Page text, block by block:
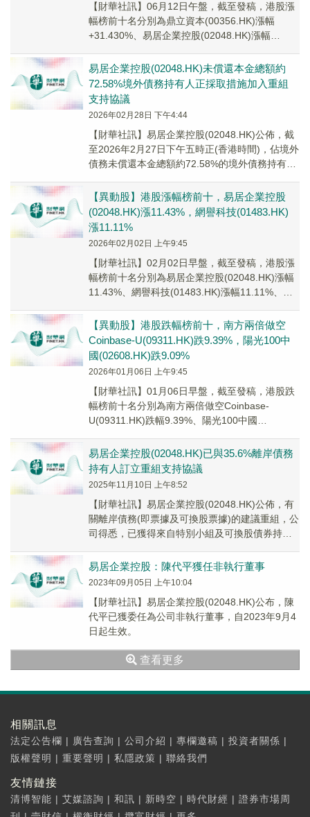
【財華社訊】06月12日午盤，截至發稿，港股漲
幅榜前十名分別為鼎立資本(00356.HK)漲幅
+31.430%、易居企業控股(02048.HK)漲幅
易居企業控股(02048.HK)未償還本金總額約
72.58%境外債務持有人正採取措施加入重組
支持協議
2026年02月28日 下午4:44
​【財華社訊】易居企業控股(02048.HK)公佈，截
至2026年2月27日下午五時正(香港時間)，佔境外
債務未償還本金總額約72.58%的境外債務持有人
【異動股】港股漲幅榜前十，易居企業控股
(02048.HK)漲11.43%，網譽科技(01483.HK)
漲11.11%
2026年02月02日 上午9:45
【財華社訊】02月02日早盤，截至發稿，港股漲
幅榜前十名分別為易居企業控股(02048.HK)漲幅
11.43%、網譽科技(01483.HK)漲幅11.11%、瑞
【異動股】港股跌幅榜前十，南方兩倍做空
Coinbase-U(09311.HK)跌9.39%，陽光100中
國(02608.HK)跌9.09%
2026年01月06日 上午9:45
【財華社訊】01月06日早盤，截至發稿，港股跌
幅榜前十名分別為南方兩倍做空Coinbase-
U(09311.HK)跌幅9.39%、陽光100中國
易居企業控股(02048.HK)已與35.6%離岸債務
持有人訂立重組支持協議
2025年11月10日 上午8:52
【財華社訊】易居企業控股(02048.HK)公佈，有
關離岸債務(即票據及可換股票據)的建議重組，公
司得悉，已獲得來自特別小組及可換股債券持有
易居企業控股：陳代平獲任非執行董事
2023年09月05日 上午10:04
【財華社訊】易居企業控股(02048.HK)公布，陳
代平已獲委任為公司非執行董事，自2023年9月4
日起生效。
查看更多
相關訊息
法定公告欄 | 廣告查詢 | 公司介紹 | 專欄邀稿 | 投資者關係 |
版權聲明 | 重要聲明 | 私隱政策 | 聯絡我們
友情鏈接
清博智能 | 艾媒諮詢 | 和訊 | 新時空 | 時代財經 | 證券市場周